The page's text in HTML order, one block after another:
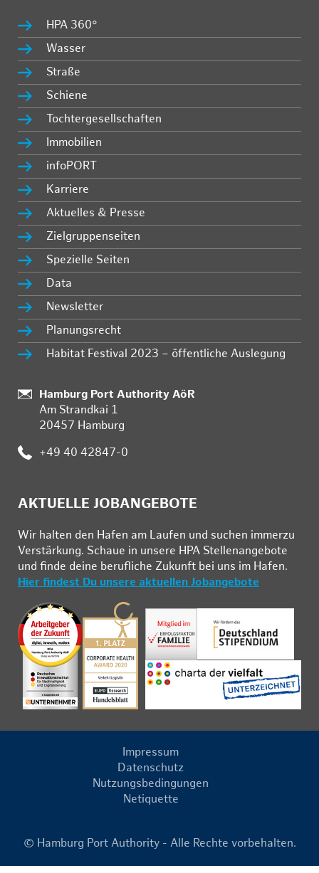
HPA 360°
Wasser
Straße
Schiene
Tochtergesellschaften
Immobilien
infoPORT
Karriere
Aktuelles & Presse
Zielgruppenseiten
Spezielle Seiten
Data
Newsletter
Planungsrecht
Habitat Festival 2023 – öffentliche Auslegung
Standort:
Hamburg Port Authority AöR
Am Strandkai 1
20457 Hamburg
Telefon:
+49 40 42847-0
AKTUELLE JOBANGEBOTE
Wir hal­ten den Ha­fen am Lau­fen und su­chen im­mer­zu
Ver­stär­kung. Schau­e in un­se­re HPA Stel­len­an­ge­bo­te
und fin­de deine be­ruf­li­che Zu­kunft bei uns im Ha­fen.
Hier findest Du unsere aktuellen Jobangebote
Impressum
Datenschutz
Nutzungsbedingungen
Netiquette
© Hamburg Port Authority - Alle Rechte vorbehalten.